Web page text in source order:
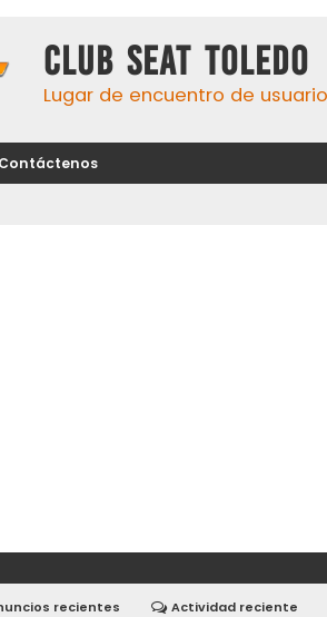
Club Seat Toledo
Lugar de encuentro de
Contáctenos
recientes Actividad reciente